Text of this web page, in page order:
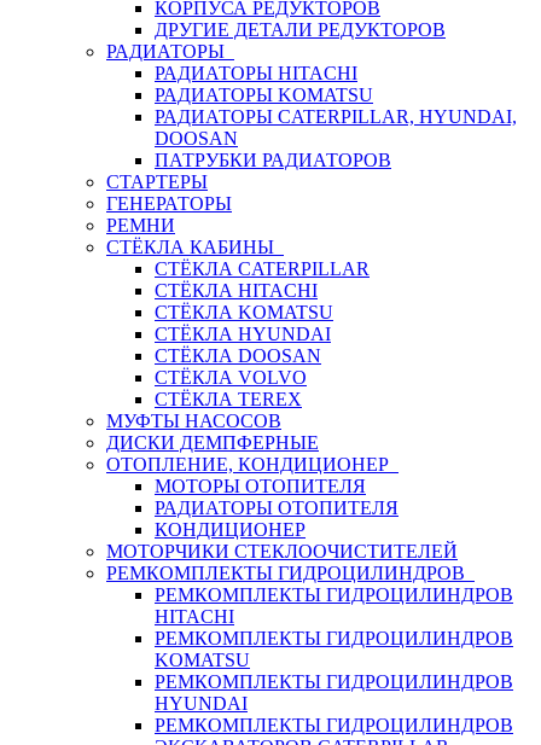
КОРПУСА РЕДУКТОРОВ
ДРУГИЕ ДЕТАЛИ РЕДУКТОРОВ
РАДИАТОРЫ
РАДИАТОРЫ HITACHI
РАДИАТОРЫ KOMATSU
РАДИАТОРЫ CATERPILLAR, HYUNDAI,
DOOSAN
ПАТРУБКИ РАДИАТОРОВ
СТАРТЕРЫ
ГЕНЕРАТОРЫ
РЕМНИ
СТЁКЛА КАБИНЫ
СТЁКЛА CATERPILLAR
СТЁКЛА HITACHI
СТЁКЛА KOMATSU
СТЁКЛА HYUNDAI
СТЁКЛА DOOSAN
СТЁКЛА VOLVO
СТЁКЛА TEREX
МУФТЫ НАСОСОВ
ДИСКИ ДЕМПФЕРНЫЕ
ОТОПЛЕНИЕ, КОНДИЦИОНЕР
МОТОРЫ ОТОПИТЕЛЯ
РАДИАТОРЫ ОТОПИТЕЛЯ
КОНДИЦИОНЕР
МОТОРЧИКИ СТЕКЛООЧИСТИТЕЛЕЙ
РЕМКОМПЛЕКТЫ ГИДРОЦИЛИНДРОВ
РЕМКОМПЛЕКТЫ ГИДРОЦИЛИНДРОВ
HITACHI
РЕМКОМПЛЕКТЫ ГИДРОЦИЛИНДРОВ
KOMATSU
РЕМКОМПЛЕКТЫ ГИДРОЦИЛИНДРОВ
HYUNDAI
РЕМКОМПЛЕКТЫ ГИДРОЦИЛИНДРОВ